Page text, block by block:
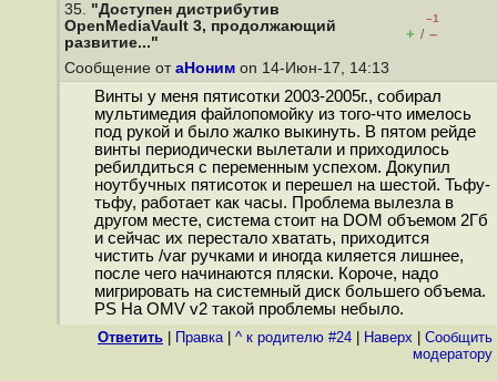
35. "Доступен дистрибутив
OpenMediaVault 3, продолжающий
развитие..."
–1
+ / –
Сообщение от аНоним on 14-Июн-17, 14:13
Винты у меня пятисотки 2003-2005г., собирал
мультимедия файлопомойку из того-что имелось
под рукой и было жалко выкинуть. В пятом рейде
винты периодически вылетали и приходилось
ребилдиться с переменным успехом. Докупил
ноутбучных пятисоток и перешел на шестой. Тьфу-
тьфу, работает как часы. Проблема вылезла в
другом месте, система стоит на DOM объемом 2Гб
и сейчас их перестало хватать, приходится
чистить /var ручками и иногда киляется лишнее,
после чего начинаются пляски. Короче, надо
мигрировать на системный диск большего объема.
PS На OMV v2 такой проблемы небыло.
Ответить Правка| ^ к родителю #24 Наверх
Cообщить
модератору